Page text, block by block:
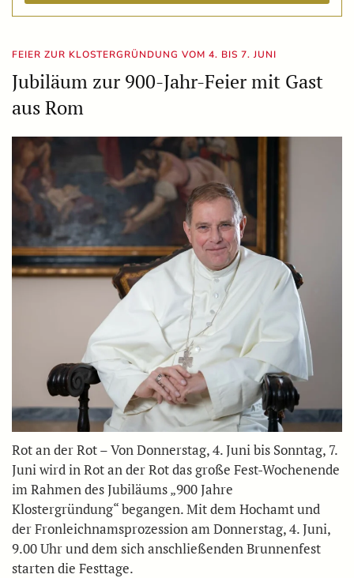
FEIER ZUR KLOSTERGRÜNDUNG VOM 4. BIS 7. JUNI
Jubiläum zur 900-Jahr-Feier mit Gast
aus Rom
Rot an der Rot – Von Donnerstag, 4. Juni bis Sonntag, 7.
Juni wird in Rot an der Rot das große Fest-Wochenende
im Rahmen des Jubiläums „900 Jahre
Klostergründung“ begangen. Mit dem Hochamt und
der Fronleichnamsprozession am Donnerstag, 4. Juni,
9.00 Uhr und dem sich anschließenden Brunnenfest
starten die Festtage.